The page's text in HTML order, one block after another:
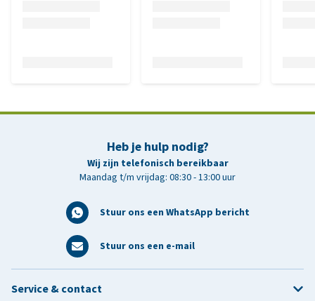
Heb je hulp nodig?
Wij zijn telefonisch bereikbaar
Maandag t/m vrijdag: 08:30 - 13:00 uur
Stuur ons een WhatsApp bericht
Stuur ons een e-mail
Service & contact